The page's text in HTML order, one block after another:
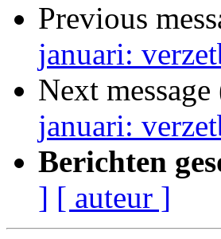
Previous
januari:
Next
januari:
Berichten
] [ auteur ]